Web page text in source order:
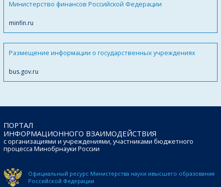
Министерство финансов Российской Федерации
minfin.ru
Размещение информации о государственных учреждениях
bus.gov.ru
ПОРТАЛ
ИНФОРМАЦИОННОГО ВЗАИМОДЕЙСТВИЯ
с организациями и учреждениями, участниками бюджетного
процесса Минобрнауки России
Официальный ресурс Министерства науки ивысшего образования
Российской Федерации